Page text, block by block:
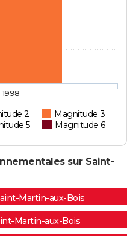
2
Magnitude 3
5 Magnitude 6
1998
sur Saint-
Martin-aux-Bois
Martin-aux-Bois